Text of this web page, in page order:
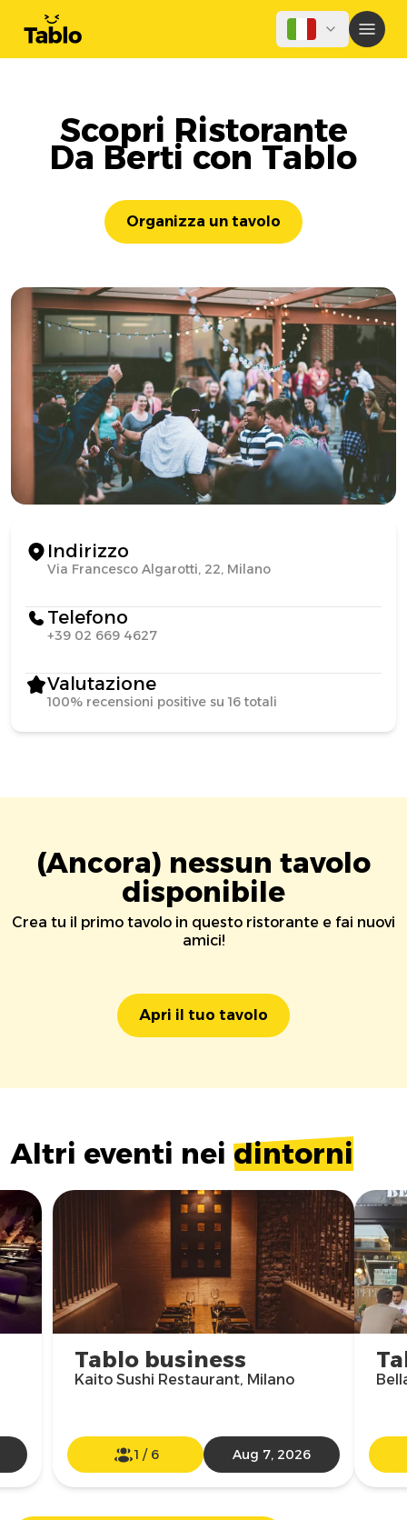
Scopri Ristorante
Da Berti con Tablo
Organizza un tavolo
Indirizzo
Via Francesco Algarotti, 22, Milano
Telefono
+39 02 669 4627
Valutazione
100% recensioni positive su 16 totali
(Ancora) nessun tavolo
disponibile
Crea tu il primo tavolo in questo ristorante e fai nuovi
amici!
Apri il tuo tavolo
Altri eventi nei dintorni
Tablo business
Kaito Sushi Restaurant, Milano
1 / 6 Aug 7, 2026